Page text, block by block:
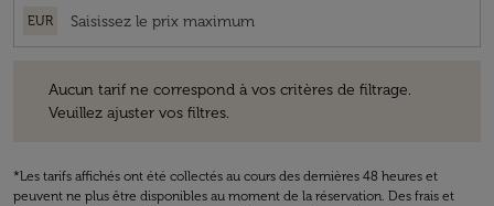
EUR
Aucun tarif ne correspond à vos critères de filtrage.
Veuillez ajuster vos filtres.
*Les tarifs affichés ont été collectés au cours des dernières 48 heures et
peuvent ne plus être disponibles au moment de la réservation. Des frais et